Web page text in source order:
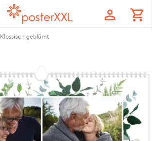
profile shopping_cart
Klassisch geblümt